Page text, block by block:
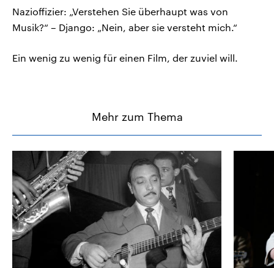
Nazioffizier: „Verstehen Sie überhaupt was von
Musik?“ – Django: „Nein, aber sie versteht mich.“
Ein wenig zu wenig für einen Film, der zuviel will.
Mehr zum Thema